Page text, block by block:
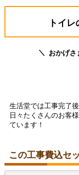
トイ
おかげさ
生活堂では工事完了
日々たくさんのお客
ています！
この工事費込セ